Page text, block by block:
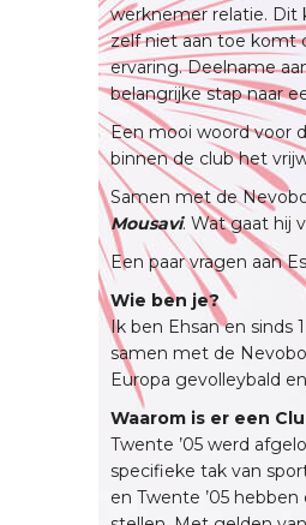
werknemer relatie. Dit
zelf niet aan toe komt
ervaring. Deelname
belangrijke stap naar
Een mooi woord voor
binnen de club het
Samen met de
Mousavi. Wat gaat hij
Een paar vragen aan
Wie ben je?
Ik ben Ehsan en sinds
samen met de
Europa gevolleybald
Waarom is er een
Twente ’05 werd
specifieke tak van
en Twente ’05